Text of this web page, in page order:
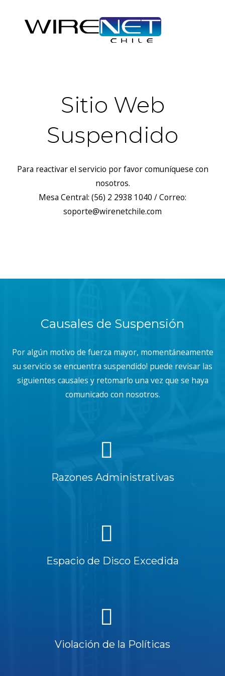
Sitio Web
Suspendido
Para reactivar el servicio por favor comuníquese con
nosotros.
Mesa Central: (56) 2 2938 1040 / Correo:
soporte@wirenetchile.com
Causales de Suspensión
Por algún motivo de fuerza mayor, momentáneamente
su servicio se encuentra suspendido! puede revisar las
siguientes causales y retomarlo una vez que se haya
comunicado con nosotros.
Razones Administrativas
Espacio de Disco Excedida
Violación de la Políticas